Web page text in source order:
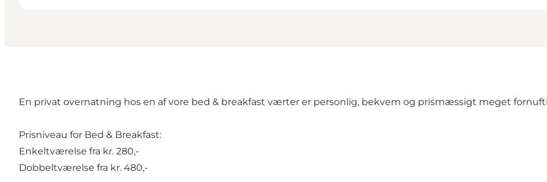
En privat overnatning hos en af vore bed & breakfast værter er personlig, bekvem og prismæssigt meget
Prisniveau for Bed & Breakfast:
Enkeltværelse fra kr. 280,-
Dobbeltværelse fra kr. 480,-